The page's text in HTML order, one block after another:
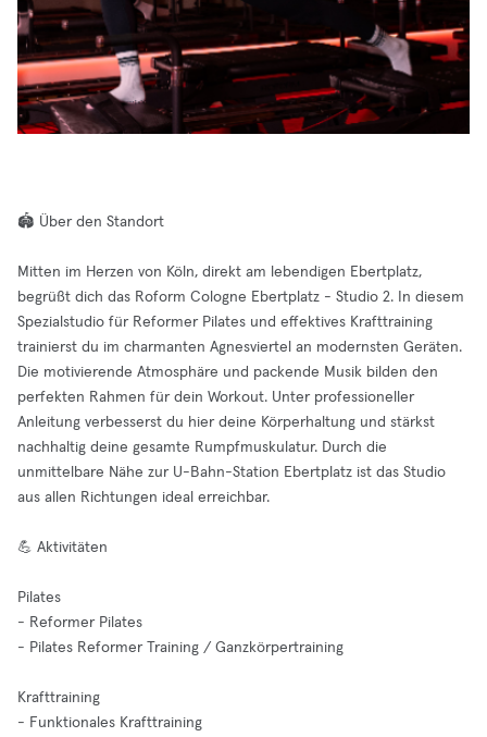
🏟️ Über den Standort
Mitten im Herzen von Köln, direkt am lebendigen Ebertplatz,
begrüßt dich das Roform Cologne Ebertplatz - Studio 2. In diesem
Spezialstudio für Reformer Pilates und effektives Krafttraining
trainierst du im charmanten Agnesviertel an modernsten Geräten.
Die motivierende Atmosphäre und packende Musik bilden den
perfekten Rahmen für dein Workout. Unter professioneller
Anleitung verbesserst du hier deine Körperhaltung und stärkst
nachhaltig deine gesamte Rumpfmuskulatur. Durch die
unmittelbare Nähe zur U-Bahn-Station Ebertplatz ist das Studio
aus allen Richtungen ideal erreichbar.
💪 Aktivitäten
Pilates
- Reformer Pilates
- Pilates Reformer Training / Ganzkörpertraining
Krafttraining
- Funktionales Krafttraining